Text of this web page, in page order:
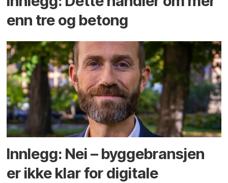
enn tre og betong
Innlegg: Nei – byggebransjen
er ikke klar for digitale